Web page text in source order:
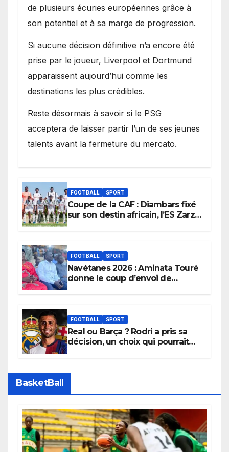
de plusieurs écuries européennes grâce à
son potentiel et à sa marge de progression.
Si aucune décision définitive n’a encore été
prise par le joueur, Liverpool et Dortmund
apparaissent aujourd’hui comme les
destinations les plus crédibles.
Reste désormais à savoir si le PSG
acceptera de laisser partir l’un de ses jeunes
talents avant la fermeture du mercato.
FOOTBALL SPORT
Coupe de la CAF : Diambars fixé
sur son destin africain, l’ES Zarzis
FOOTBALL SPORT
Navétanes 2026 : Aminata Touré
donne le coup d’envoi de
apaisées.
FOOTBALL SPORT
Real ou Barça ? Rodri a pris sa
décision, un choix qui pourrait
BasketBall